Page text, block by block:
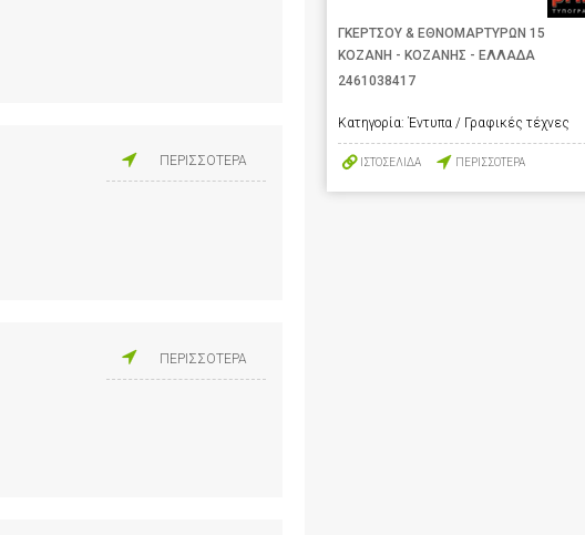
ΠΕΡΙΣΣΟΤΕΡΑ
ΠΕΡΙΣΣΟΤΕΡΑ
ΓΚΕΡΤΣΟΥ & ΕΘΝΟΜΑΡΤΥΡΩΝ 15
ΚΟΖΑΝΗ - ΚΟΖΑΝΗΣ - ΕΛΛΑΔΑ
2461038417
Κατηγορία: Έντυπα / Γραφικές τέχνες
ΙΣΤΟΣΕΛΙΔΑ ΠΕΡΙΣΣΟΤΕΡΑ